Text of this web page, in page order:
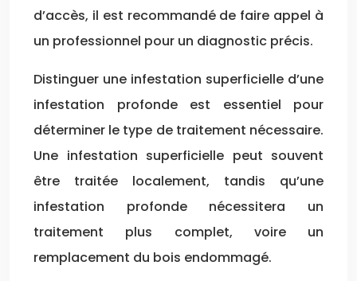
d’accès, il est recommandé de faire appel à
un professionnel pour un diagnostic précis.
Distinguer une infestation superficielle d’une
infestation profonde est essentiel pour
déterminer le type de traitement nécessaire.
Une infestation superficielle peut souvent
être traitée localement, tandis qu’une
infestation profonde nécessitera un
traitement plus complet, voire un
remplacement du bois endommagé.